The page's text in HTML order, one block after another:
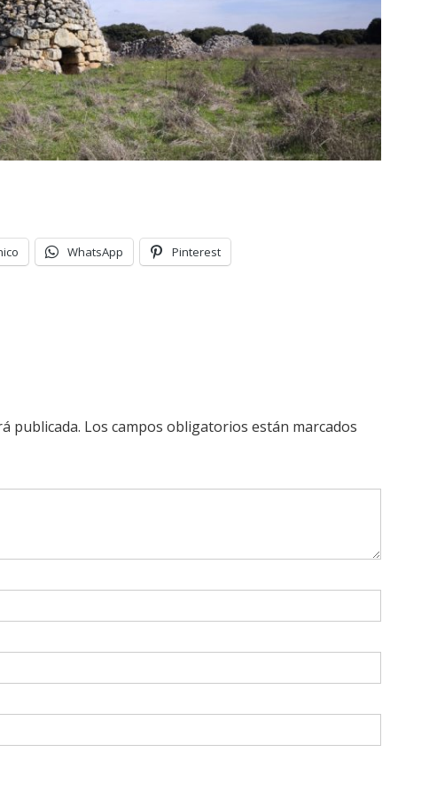
WhatsApp Pinterest
publicada. Los campos obligatorios están marcados